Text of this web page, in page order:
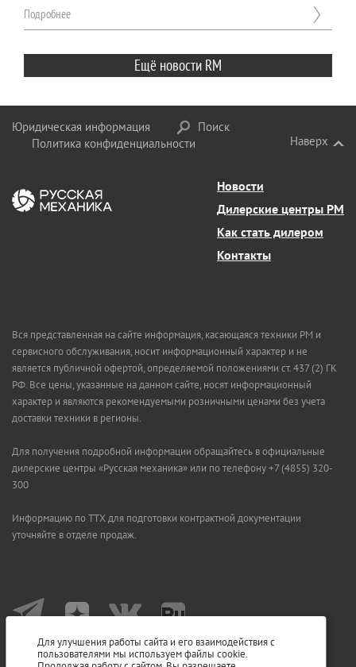
Подробнее
Ещё новости RM
Юридическая информация
Поиск
Политика конфиденциальности
Наверх
Новости
Дилерские центры РМ
Как стать дилером
Контакты
Вся представленная на сайте информация, касающаяся техники РМ и
сервисного обслуживания, носит информационный характер и не
является публичной офертой, определяемой положениями ст. 437 (2) ГК
РФ. Все цены, указанные на данном сайте, носят информационный
характер и являются рекомендуемыми розничными ценами без учета
доставки техники в регионы.
Для получения подробной информации обращайтесь в официальные
дилерские центры «Русская механика» или по телефону +7 (4855) 320-
300
Информацию по ТТХ для подготовки контрактной документации
уточняйте в отделе продаж.
Для улучшения работы сайта и его взаимодействия с
пользователями мы используем файлы cookie.